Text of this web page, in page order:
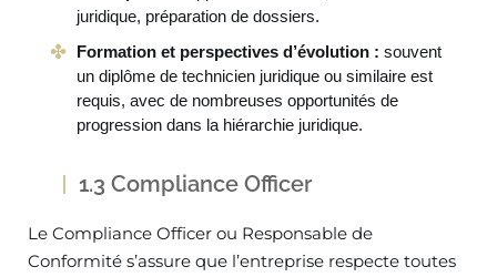
juridique, préparation de dossiers.
Formation et perspectives d’évolution : souvent
un diplôme de technicien juridique ou similaire est
requis, avec de nombreuses opportunités de
progression dans la hiérarchie juridique.
1.3 Compliance Officer
Le Compliance Officer ou Responsable de
Conformité s’assure que l’entreprise respecte toutes